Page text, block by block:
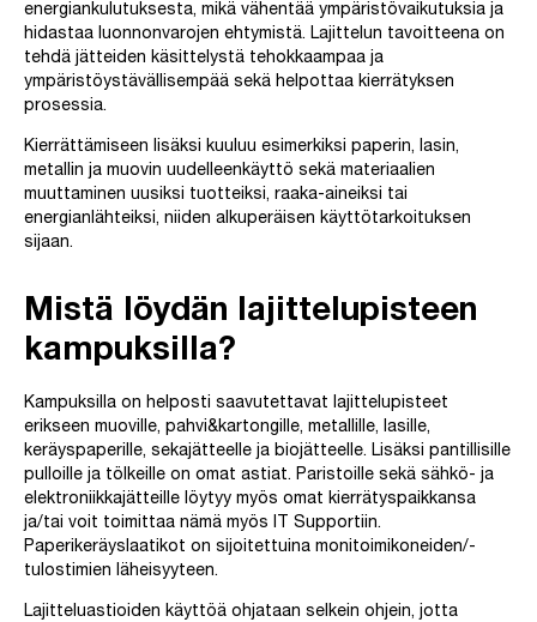
energiankulutuksesta, mikä vähentää ympäristövaikutuksia ja
hidastaa luonnonvarojen ehtymistä. Lajittelun tavoitteena on
tehdä jätteiden käsittelystä tehokkaampaa ja
ympäristöystävällisempää sekä helpottaa kierrätyksen
prosessia.
Kierrättämiseen lisäksi kuuluu esimerkiksi paperin, lasin,
metallin ja muovin uudelleenkäyttö sekä materiaalien
muuttaminen uusiksi tuotteiksi, raaka-aineiksi tai
energianlähteiksi, niiden alkuperäisen käyttötarkoituksen
sijaan.
Mistä löydän lajittelupisteen
kampuksilla?
Kampuksilla on helposti saavutettavat lajittelupisteet
erikseen muoville, pahvi&kartongille, metallille, lasille,
keräyspaperille, sekajätteelle ja biojätteelle. Lisäksi pantillisille
pulloille ja tölkeille on omat astiat. Paristoille sekä sähkö- ja
elektroniikkajätteille löytyy myös omat kierrätyspaikkansa
ja/tai voit toimittaa nämä myös IT Supportiin.
Paperikeräyslaatikot on sijoitettuina monitoimikoneiden/-
tulostimien läheisyyteen.
Lajitteluastioiden käyttöä ohjataan selkein ohjein, jotta